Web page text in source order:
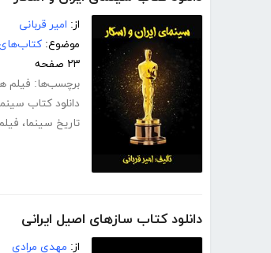
از: امیر قربانی
موضوع:
۲۳ صفحه
برچسب‌ها: فیلم
دانلود کتاب
تاریخ سینما،
دانلود کتاب سازهای اصیل ایرانی
از: مهدی مرادی